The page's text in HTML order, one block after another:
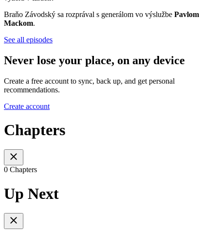
Braňo Závodský sa rozprával s generálom vo výslužbe Pavlom
Mackom.
See all episodes
Never lose your place, on any device
Create a free account to sync, back up, and get personal
recommendations.
Create account
Chapters
0 Chapters
Up Next